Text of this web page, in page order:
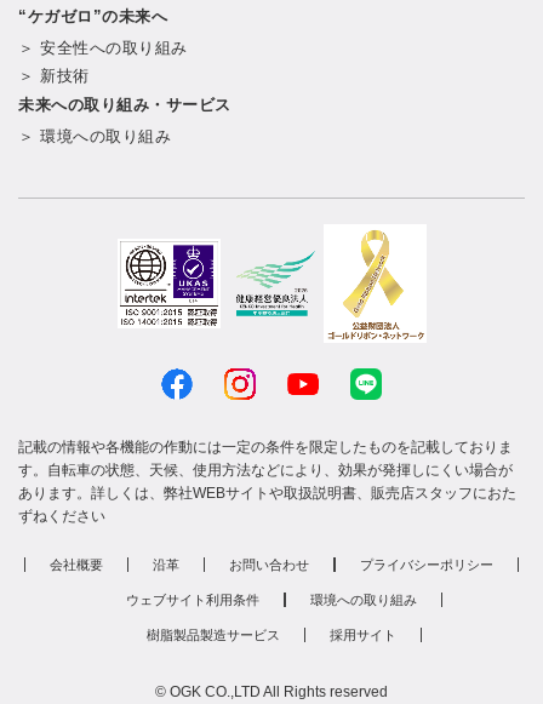
“ケガゼロ”の未来へ
＞ 安全性への取り組み
＞ 新技術
未来への取り組み・サービス
＞ 環境への取り組み
記載の情報や各機能の作動には一定の条件を限定したものを記載しておりま
す。自転車の状態、天候、使用方法などにより、効果が発揮しにくい場合が
あります。詳しくは、弊社WEBサイトや取扱説明書、販売店スタッフにおた
ずねください
会社概要 沿革 お問い合わせ プライバシーポリシー
ウェブサイト利用条件 環境への取り組み
樹脂製品製造サービス 採用サイト
© OGK CO.,LTD All Rights reserved